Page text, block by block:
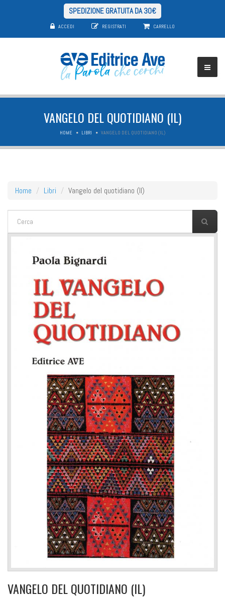
SPEDIZIONE GRATUITA DA 30€
ACCEDI REGISTRATI CARRELLO
VANGELO DEL QUOTIDIANO (IL)
HOME LIBRI VANGELO DEL QUOTIDIANO (IL)
Home Libri Vangelo del quotidiano (Il)
FORM DI RICERCA
VANGELO DEL QUOTIDIANO (IL)